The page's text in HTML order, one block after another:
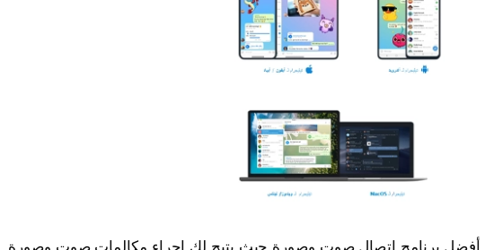
أفضل برنامج اتصال صوت وصورة حيث يتيح لك إجراء مكالمات صوت وصورة